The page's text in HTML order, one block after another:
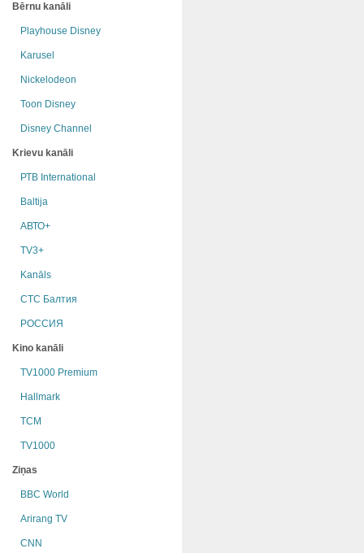
Bērnu kanāli
Playhouse Disney
Karusel
Nickelodeon
Toon Disney
Disney Channel
Krievu kanāli
РТB International
Baltija
АВТО+
TV3+
Kanāls
СТС Балтия
РОССИЯ
Kino kanāli
TV1000 Premium
Hallmark
TCM
TV1000
Ziņas
BBC World
Arirang TV
CNN